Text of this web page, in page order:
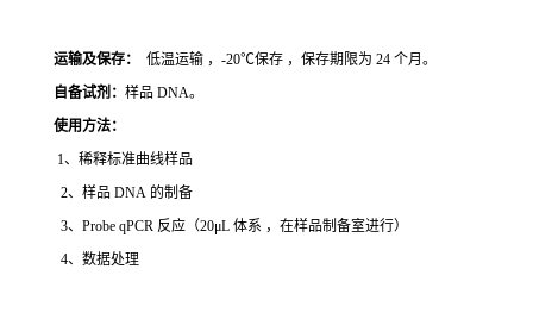
运输及保存：
低温运输 ，-20℃保存 ，保存期限为 24 个月。
自备试剂： 样品 DNA。
使用方法：
1、稀释标准曲线样品
2、样品 DNA 的制备
3、Probe qPCR 反应（20μL 体系 ，在样品制备室进行）
4、数据处理